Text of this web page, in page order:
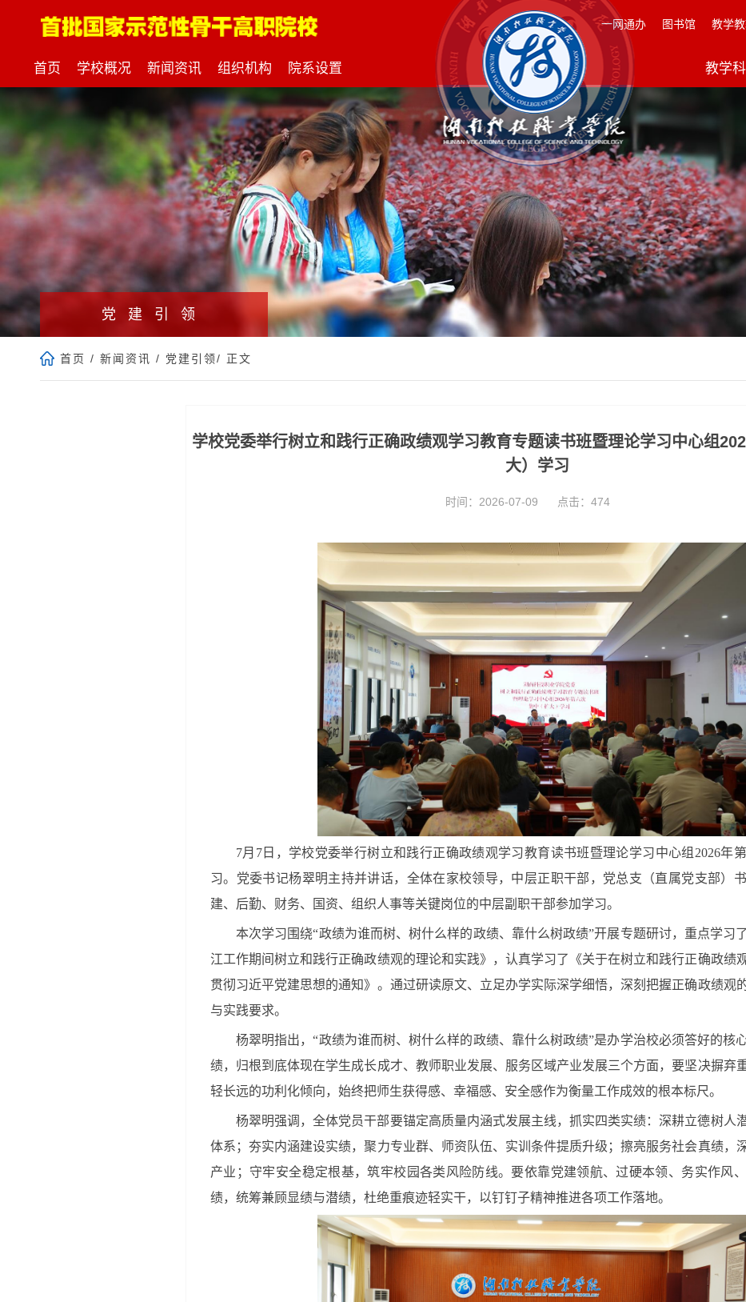
一网通办 图书馆 教学
首页 学校概况 新闻资讯 组织机构 院系设置 教学
党建引领
首页 / 新闻资讯 / 党建引领/ 正文
学校党委举行树立和践行正确政绩观学习教育专题读书班暨理论学习中心组
大）学习
时间：2026-07-09 点击： 474
7月7日，学校党委举行树立和践行正确政绩观学习教育读书班暨理论学习中心组2026年
习。党委书记杨翠明主持并讲话，全体在家校领导，中层正职干部，党总支（直属党支部）
建、后勤、财务、国资、组织人事等关键岗位的中层副职干部参加学习。
本次学习围绕“政绩为谁而树、树什么样的政绩、靠什么树政绩”开展专题研讨，重点学习
江工作期间树立和践行正确政绩观的理论和实践》，认真学习了《关于在树立和践行正确政绩
贯彻习近平党建思想的通知》。通过研读原文、立足办学实际深学细悟，深刻把握正确政绩观
与实践要求。
杨翠明指出，“政绩为谁而树、树什么样的政绩、靠什么树政绩”是办学治校必须答好的核
绩，归根到底体现在学生成长成才、教师职业发展、服务区域产业发展三个方面，要坚决摒弃
轻长远的功利化倾向，始终把师生获得感、幸福感、安全感作为衡量工作成效的根本标尺。
杨翠明强调，全体党员干部要锚定高质量内涵式发展主线，抓实四类实绩：深耕立德树人
体系；夯实内涵建设实绩，聚力专业群、师资队伍、实训条件提质升级；擦亮服务社会真绩，
产业；守牢安全稳定根基，筑牢校园各类风险防线。要依靠党建领航、过硬本领、务实作风
绩，统筹兼顾显绩与潜绩，杜绝重痕迹轻实干，以钉钉子精神推进各项工作落地。